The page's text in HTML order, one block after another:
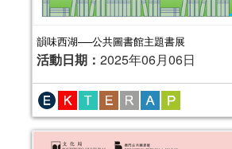
韻味西湖──公共圖書館主題書展
活動日期： 2025年06月06日